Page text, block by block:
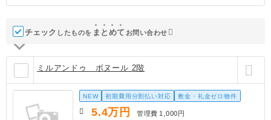
チェック したものを ま と めて お問い合わせ
ミルアンドゥ ボヌール 2階
NEW 初期費用分割払い対応 敷金・礼金ゼロ物件
5.4万円 管理費 1,000円